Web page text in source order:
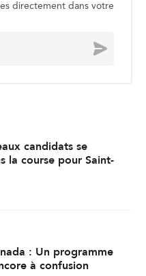
directement dans votre
Envoyer
candidats se
la course pour Saint-
: Un programme
à confusion